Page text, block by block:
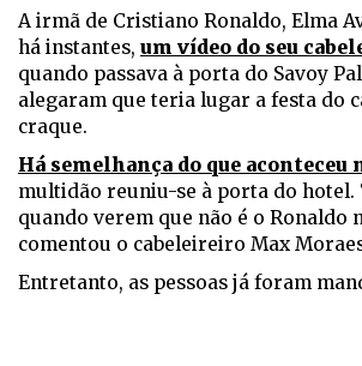
A irmã de Cristiano Ronaldo, Elma
há instantes, um vídeo do seu
quando passava à porta do Savoy
alegaram que teria lugar a festa do
craque.
Há semelhança do que aconteceu
multidão reuniu-se à porta do hotel.
quando verem que não é o Ronaldo
comentou o cabeleireiro Max
Entretanto, as pessoas já foram